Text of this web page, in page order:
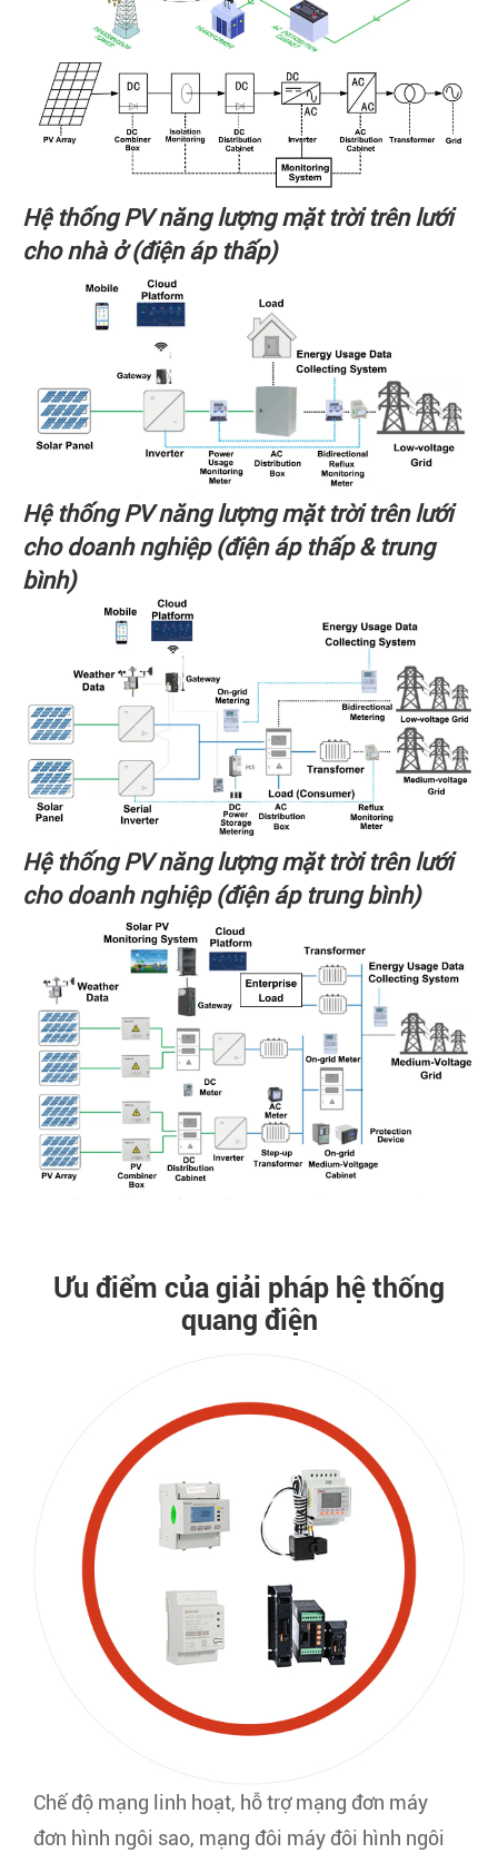
Hệ thống PV năng lượng mặt trời trên lưới
cho nhà ở (điện áp thấp)
Hệ thống PV năng lượng mặt trời trên lưới
cho doanh nghiệp (điện áp thấp & trung
bình)
Hệ thống PV năng lượng mặt trời trên lưới
cho doanh nghiệp (điện áp trung bình)
Ưu điểm của giải pháp hệ thống
quang điện
Chế độ mạng linh hoạt, hỗ trợ mạng đơn máy
đơn hình ngôi sao, mạng đôi máy đôi hình ngôi